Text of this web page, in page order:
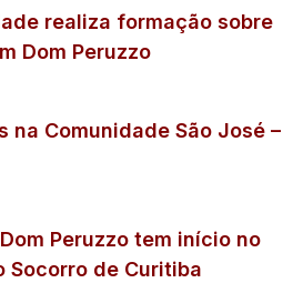
realiza formação sobre
Dom Peruzzo
na Comunidade São José –
Peruzzo tem início no
Socorro de Curitiba